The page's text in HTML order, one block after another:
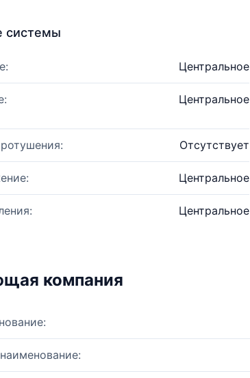
системы
Центральное
Центральное
Отсутствует
Центральное
Центральное
компания